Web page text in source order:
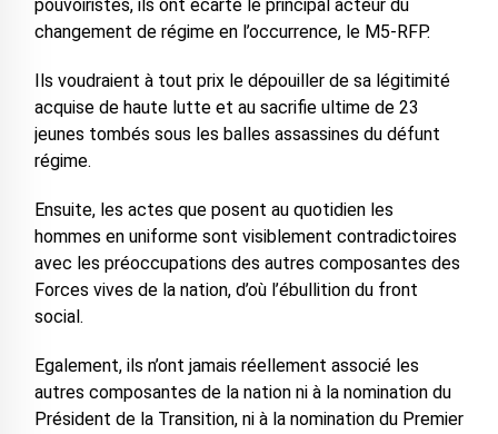
pouvoiristes, ils ont écarté le principal acteur du
changement de régime en l’occurrence, le M5-RFP.
Ils voudraient à tout prix le dépouiller de sa légitimité
acquise de haute lutte et au sacrifie ultime de 23
jeunes tombés sous les balles assassines du défunt
régime.
Ensuite, les actes que posent au quotidien les
hommes en uniforme sont visiblement contradictoires
avec les préoccupations des autres composantes des
Forces vives de la nation, d’où l’ébullition du front
social.
Egalement, ils n’ont jamais réellement associé les
autres composantes de la nation ni à la nomination du
Président de la Transition, ni à la nomination du Premier